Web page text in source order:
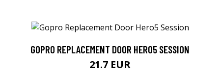
GOPRO REPLACEMENT DOOR HERO5 SESSION
21.7 EUR